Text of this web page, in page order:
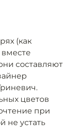
(как
составляют
цветов
при
не устать